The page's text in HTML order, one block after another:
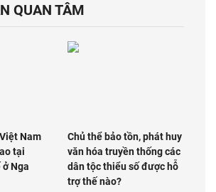
QUAN TÂM
Nam
tại
Nga
Chủ thể bảo tồn, phát huy
văn hóa truyền thống các
dân tộc thiểu số được hỗ
trợ thế nào?